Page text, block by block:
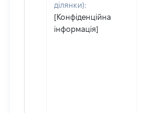
ділянки):
[Конфіденційна
інформація]